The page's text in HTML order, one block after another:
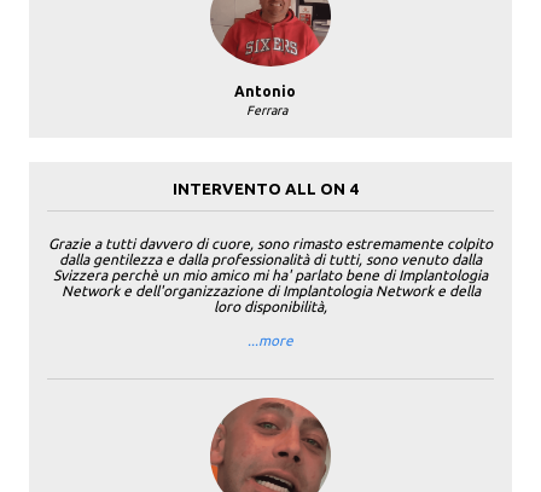
Antonio
Ferrara
INTERVENTO ALL ON 4
Grazie a tutti davvero di cuore, sono rimasto estremamente colpito
dalla gentilezza e dalla professionalità di tutti, sono venuto dalla
Svizzera perchè un mio amico mi ha' parlato bene di Implantologia
Network e dell'organizzazione di Implantologia Network e della
loro disponibilità,
...more